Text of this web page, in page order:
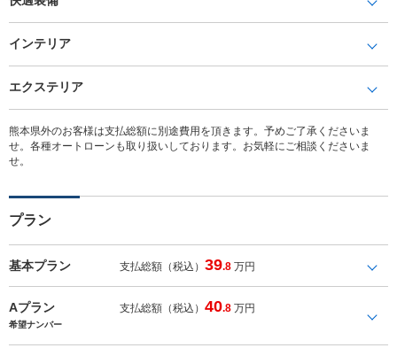
インテリア
エクステリア
熊本県外のお客様は支払総額に別途費用を頂きます。予めご了承くださいま
せ。各種オートローンも取り扱いしております。お気軽にご相談くださいま
せ。
プラン
基本プラン 支払総額（税込）39.8 万円
Aプラン 支払総額（税込）40.8 万円
希望ナンバー